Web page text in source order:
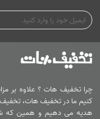
چرا تخفیف هات ؟ علاوه بر
کنیم ما در تخفیف هات،
هدیه می دهیم و همین که